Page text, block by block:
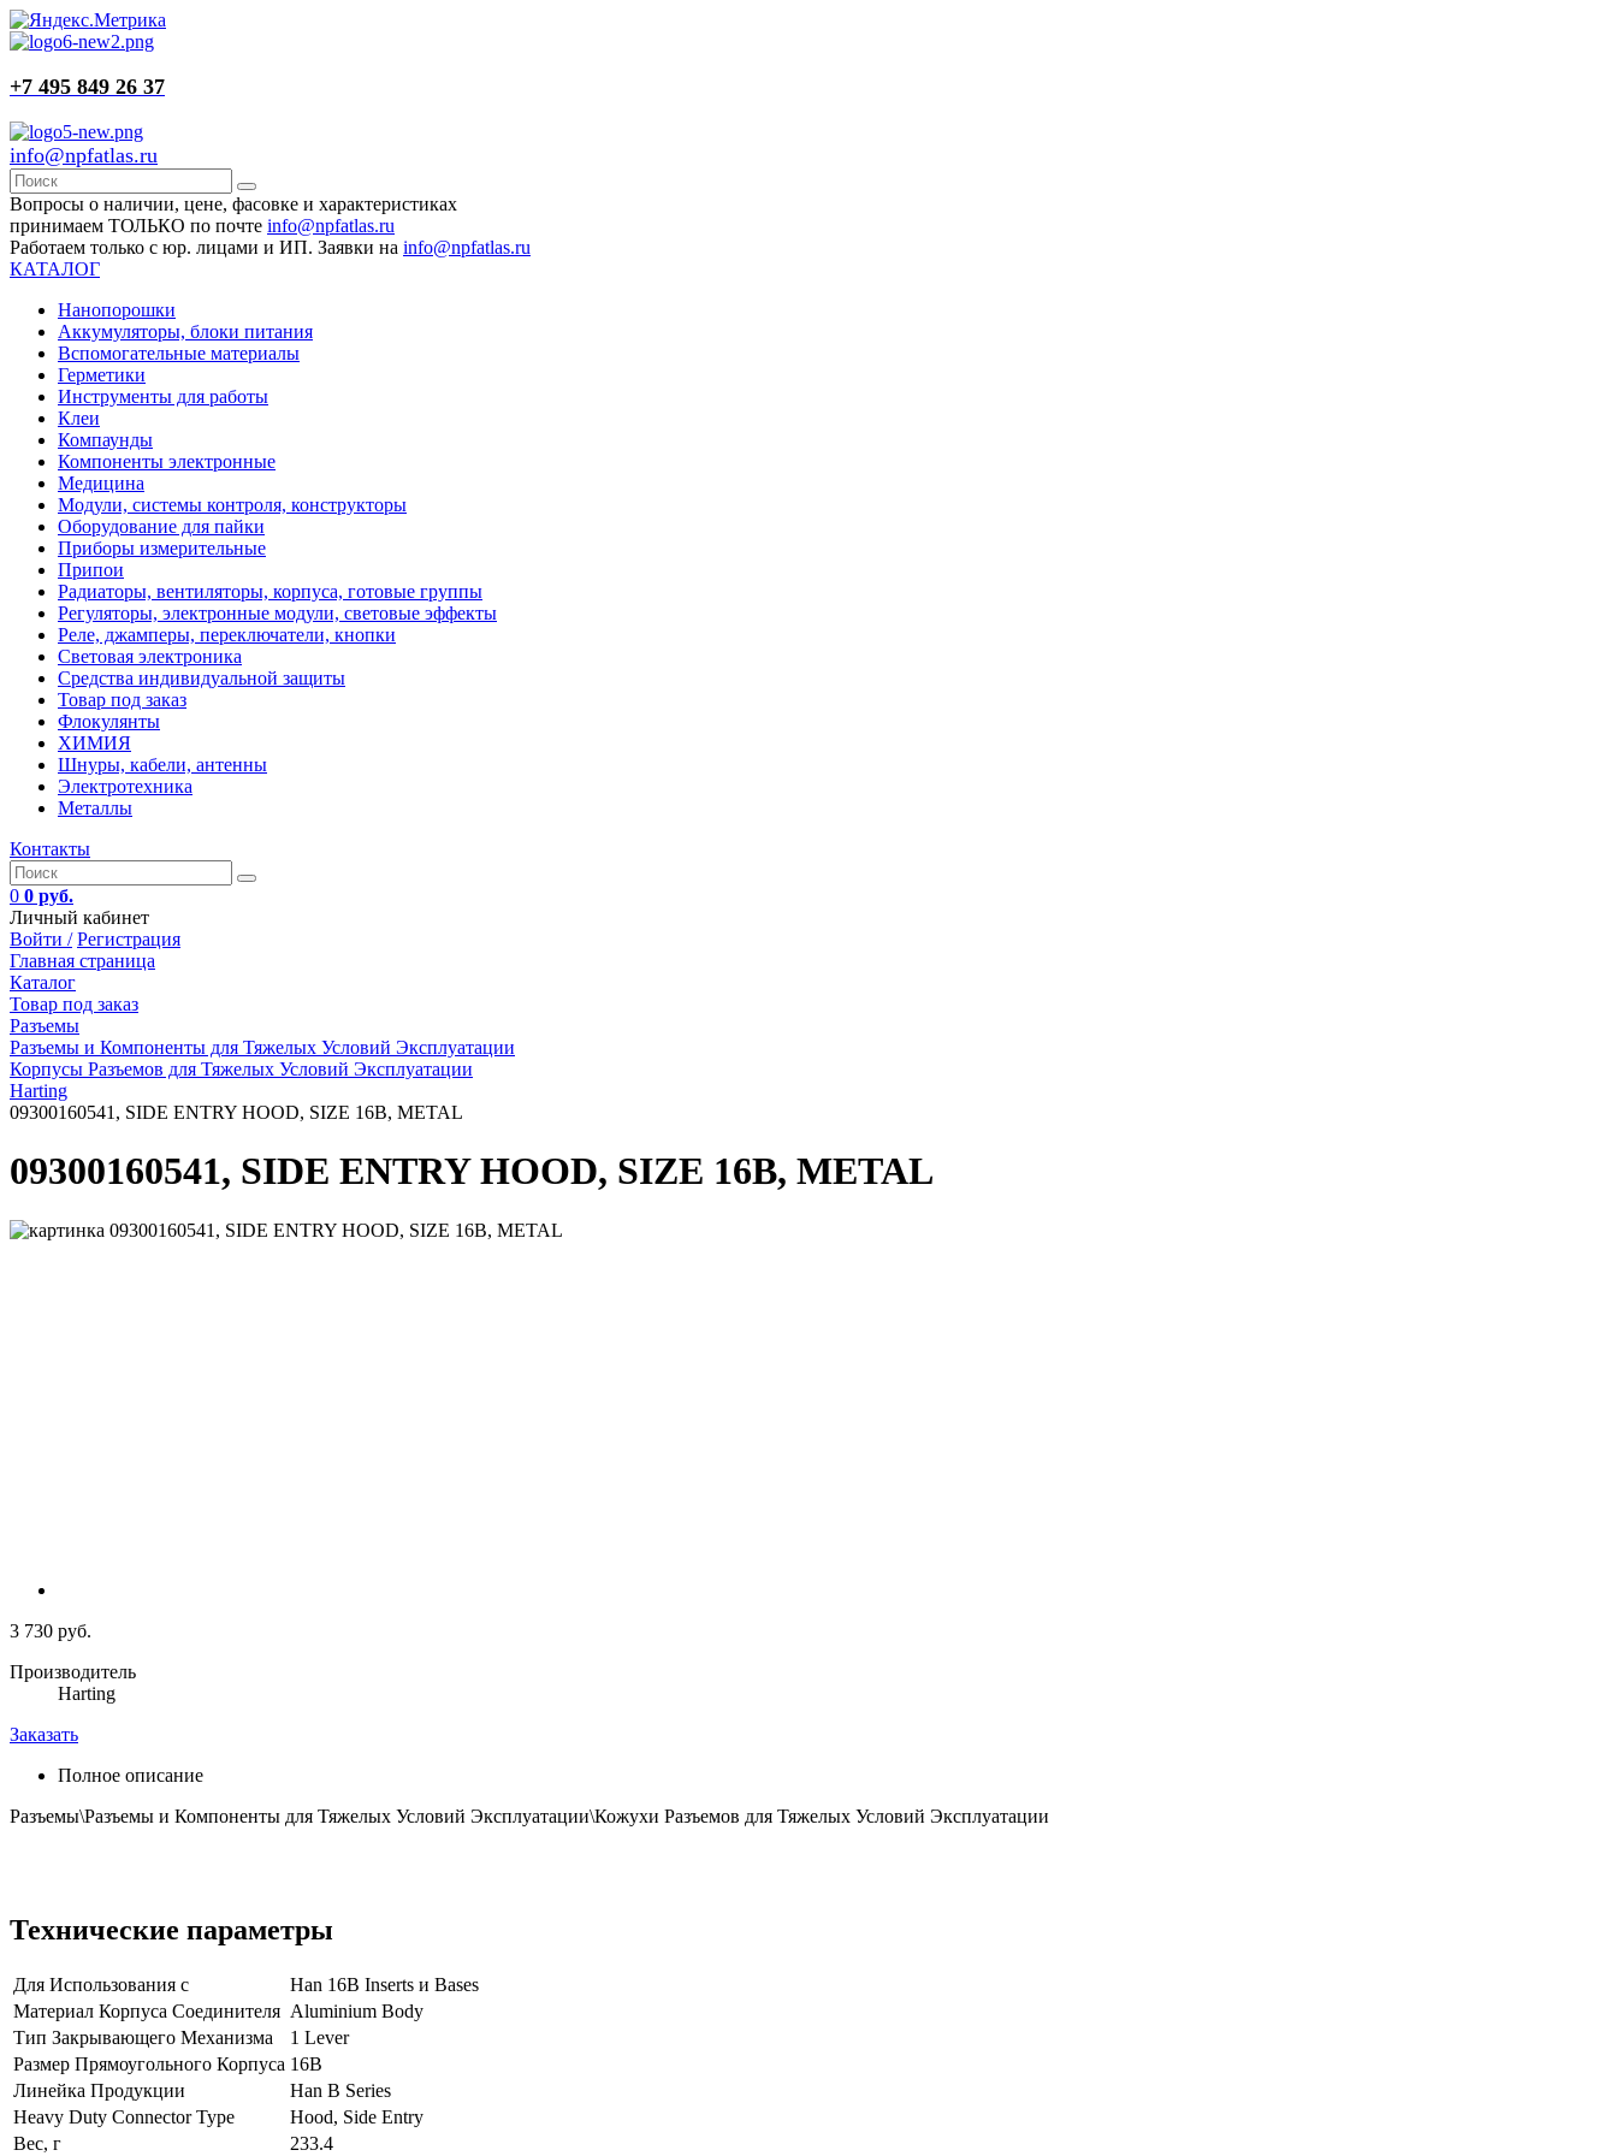
+7 495 849 26 37
info@npfatlas.ru
Вопросы о наличии, цене, фасовке и характеристиках
принимаем ТОЛЬКО по почте info@npfatlas.ru
Работаем только с юр. лицами и ИП. Заявки на info@npfatlas.ru
КАТАЛОГ
Нанопорошки
Аккумуляторы, блоки питания
Вспомогательные материалы
Герметики
Инструменты для работы
Клеи
Компаунды
Компоненты электронные
Медицина
Модули, системы контроля, конструкторы
Оборудование для пайки
Приборы измерительные
Припои
Радиаторы, вентиляторы, корпуса, готовые группы
Регуляторы, электронные модули, световые эффекты
Реле, джамперы, переключатели, кнопки
Световая электроника
Средства индивидуальной защиты
Товар под заказ
Флокулянты
ХИМИЯ
Шнуры, кабели, антенны
Электротехника
Металлы
Контакты
0 0 руб.
Личный кабинет
Войти / Регистрация
Главная страница
Каталог
Товар под заказ
Разъемы
Разъемы и Компоненты для Тяжелых Условий Эксплуатации
Корпусы Разъемов для Тяжелых Условий Эксплуатации
Harting
09300160541, SIDE ENTRY HOOD, SIZE 16B, METAL
09300160541, SIDE ENTRY HOOD, SIZE 16B, METAL
3 730 руб.
Производитель
Harting
Заказать
Полное описание
Разъемы\Разъемы и Компоненты для Тяжелых Условий Эксплуатации\Кожухи Разъемов для Тяжелых Условий Эксплуатации
Технические параметры
Для Использования с
Han 16B Inserts и Bases
Материал Корпуса Соединителя Aluminium Body
Тип Закрывающего Механизма
1 Lever
Размер Прямоугольного Корпуса 16B
Линейка Продукции
Han B Series
Heavy Duty Connector Type
Hood, Side Entry
Вес, г
233.4